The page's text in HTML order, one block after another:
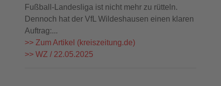
Fußball-Landesliga ist nicht mehr zu rütteln.
Dennoch hat der VfL Wildeshausen einen klaren
Auftrag:...
>> Zum Artikel (kreiszeitung.de)
>> WZ / 22.05.2025